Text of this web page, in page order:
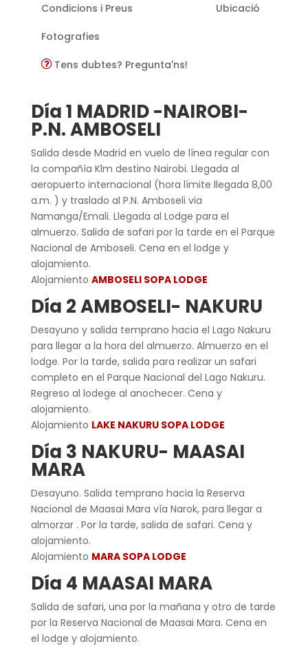
Condicions i Preus Ubicació
Fotografies
Tens dubtes? Pregunta'ns!
Día 1 MADRID -NAIROBI-
P.N. AMBOSELI
Salida desde Madrid en vuelo de línea regular con
la compañía Klm destino Nairobi. Llegada al
aeropuerto internacional (hora límite llegada 8,00
a.m. ) y traslado al P.N. Amboseli via
Namanga/Emali. Llegada al Lodge para el
almuerzo. Salida de safari por la tarde en el Parque
Nacional de Amboseli. Cena en el lodge y
alojamiento.
Alojamiento AMBOSELI SOPA LODGE
Día 2 AMBOSELI- NAKURU
Desayuno y salida temprano hacia el Lago Nakuru
para llegar a la hora del almuerzo. Almuerzo en el
lodge. Por la tarde, salida para realizar un safari
completo en el Parque Nacional del Lago Nakuru.
Regreso al lodege al anochecer. Cena y
alojamiento.
Alojamiento LAKE NAKURU SOPA LODGE
Día 3 NAKURU- MAASAI
MARA
Desayuno. Salida temprano hacia la Reserva
Nacional de Maasai Mara vía Narok, para llegar a
almorzar . Por la tarde, salida de safari. Cena y
alojamiento.
Alojamiento MARA SOPA LODGE
Día 4 MAASAI MARA
Salida de safari, una por la mañana y otro de tarde
por la Reserva Nacional de Maasai Mara. Cena en
el lodge y alojamiento.